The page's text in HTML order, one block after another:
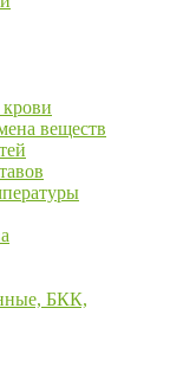
крови
веществ
БКК,